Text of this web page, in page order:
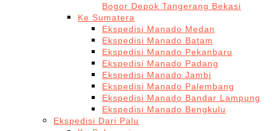
Bogor Depok Tangerang Bekasi
Ke Sumatera
Ekspedisi Manado Medan
Ekspedisi Manado Batam
Ekspedisi Manado Pekanbaru
Ekspedisi Manado Padang
Ekspedisi Manado Jambi
Ekspedisi Manado Palembang
Ekspedisi Manado Bandar Lampung
Ekspedisi Manado Bengkulu
Ekspedisi Dari Palu